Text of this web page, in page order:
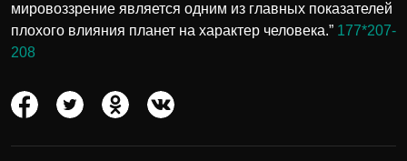
мировоззрение является одним из главных показателей
плохого влияния планет на характер человека.” 177*207-
208